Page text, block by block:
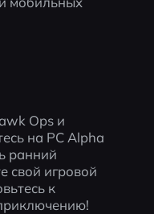
Ops и
на PC Alpha
ранний
свой игровой
к